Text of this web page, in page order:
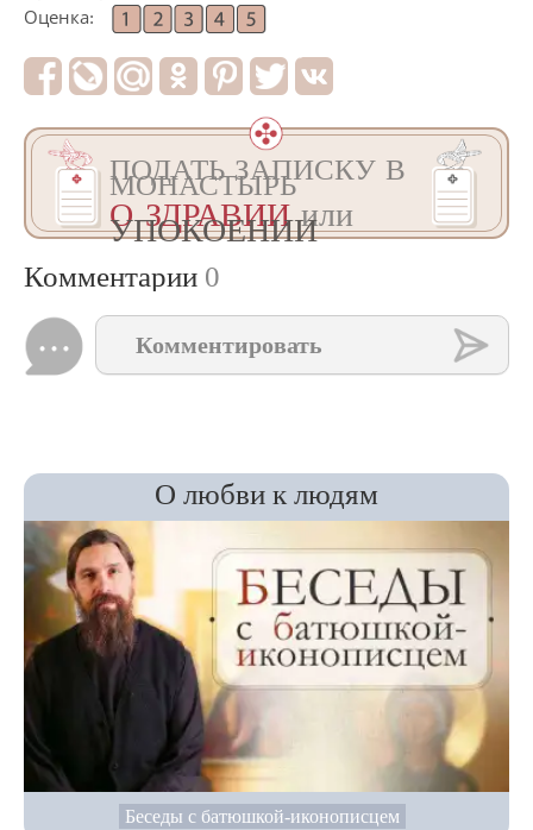
Оценка:
ПОДАТЬ ЗАПИСКУ В
МОНАСТЫРЬ
О ЗДРАВИИили
УПОКОЕНИИ
Комментарии 0
Комментировать
О любви к людям
Беседы с батюшкой-иконописцем